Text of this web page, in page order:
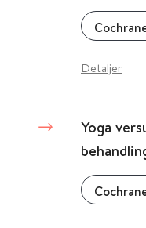
Detaljer
Yoga